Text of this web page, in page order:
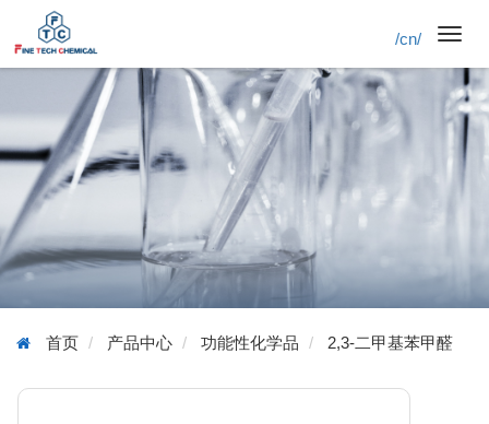
/cn/
首页 产品中心 功能性化学品 2,3-二甲基苯甲醛